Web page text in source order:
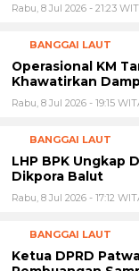
Rabu, 8 Jul 2026 - 21:23
BANGGAI LAUT
Operasional KM
Khawatirkan
Rabu, 8 Jul 2026 - 19:15
BANGGAI LAUT
LHP BPK Ungkap
Dikpora Balut
Rabu, 8 Jul 2026 - 17:12
BANGGAI LAUT
Ketua DPRD